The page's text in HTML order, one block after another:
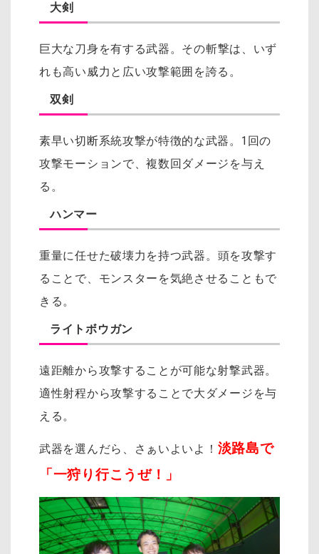
大剣
巨大な刀身を有する武器。 その斬撃は、いず
れも高い威力と広い攻撃範囲を誇る。
双剣
素早い切断系統攻撃が特徴的な武器。 1回の
攻撃モーションで、複数回ダメージを与え
る。
ハンマー
重量に任せた破壊力を持つ武器。 頭を攻撃す
ることで、モンスターを気絶させることもで
きる。
ライトボウガン
遠距離から攻撃することが可能な射撃武器。
適性射程から攻撃することで大ダメージを与
える。
武器を選んだら、さぁいよいよ！ 淡路島で
「一狩り行こうぜ！」